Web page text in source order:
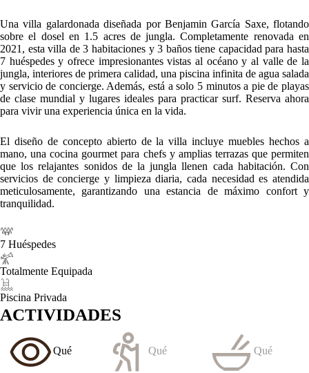
Una villa galardonada diseñada por Benjamin García Saxe, flotando
sobre el dosel en 1.5 acres de jungla. Completamente renovada en
2021, esta villa de 3 habitaciones y 3 baños tiene capacidad para hasta
7 huéspedes y ofrece impresionantes vistas al océano y al valle de la
jungla, interiores de primera calidad, una piscina infinita de agua salada
y servicio de concierge. Además, está a solo 5 minutos a pie de playas
de clase mundial y lugares ideales para practicar surf. Reserva ahora
para vivir una experiencia única en la vida.
El diseño de concepto abierto de la villa incluye muebles hechos a
mano, una cocina gourmet para chefs y amplias terrazas que permiten
que los relajantes sonidos de la jungla llenen cada habitación. Con
servicios de concierge y limpieza diaria, cada necesidad es atendida
meticulosamente, garantizando una estancia de máximo confort y
tranquilidad.
7 Huéspedes
Totalmente Equipada
Piscina Privada
ACTIVIDADES
Qué Qué Qué